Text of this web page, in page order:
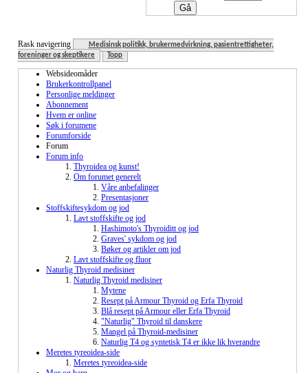
Rask navigering
Medisinsk politikk, brukermedvirkning, pasientrettigheter,
foreninger og skeptikere
Topp
Websideomåder
Brukerkontrollpanel
Personlige meldinger
Abonnement
Hvem er online
Søk i forumene
Forumforside
Forum
Forum info
Thyroidea og kunst!
Om forumet generelt
Våre anbefalinger
Presentasjoner
Stoffskiftesykdom og jod
Lavt stoffskifte og jod
Hashimoto's Thyroiditt og jod
Graves' sykdom og jod
Bøker og artikler om jod
Lavt stoffskifte og fluor
Naturlig Thyroid medisiner
Naturlig Thyroid medisiner
Mytene
Resept på Armour Thyroid og Erfa Thyroid
Blå resept på Armour eller Erfa Thyroid
"Naturlig" Thyroid til danskere
Mangel på Thyroid-medisiner
Naturlig T4 og syntetisk T4 er ikke lik hverandre
Meretes tyreoidea-side
Meretes tyreoidea-side